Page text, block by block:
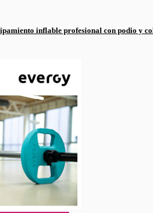
inflable profesional con podio y